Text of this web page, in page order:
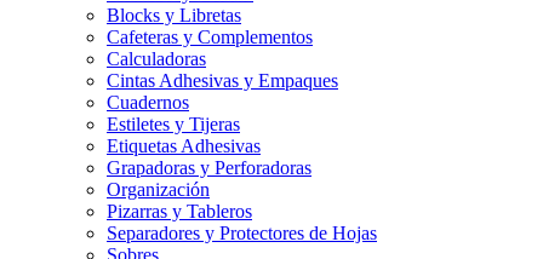
Blocks y Libretas
Cafeteras y Complementos
Calculadoras
Cintas Adhesivas y Empaques
Cuadernos
Estiletes y Tijeras
Etiquetas Adhesivas
Grapadoras y Perforadoras
Organización
Pizarras y Tableros
Separadores y Protectores de Hojas
Sobres